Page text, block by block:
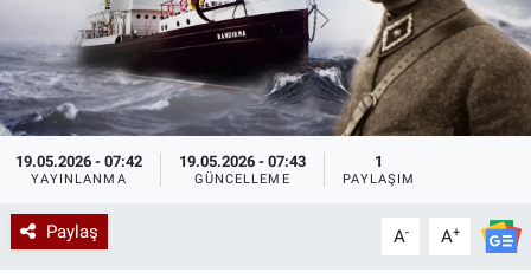
19.05.2026 - 07:42
YAYINLANMA
19.05.2026 - 07:43
GÜNCELLEME
1
PAYLAŞIM
Paylaş A- A+